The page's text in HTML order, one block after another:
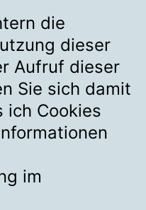
die
dieser
Aufruf dieser
Sie sich damit
ich Cookies
im